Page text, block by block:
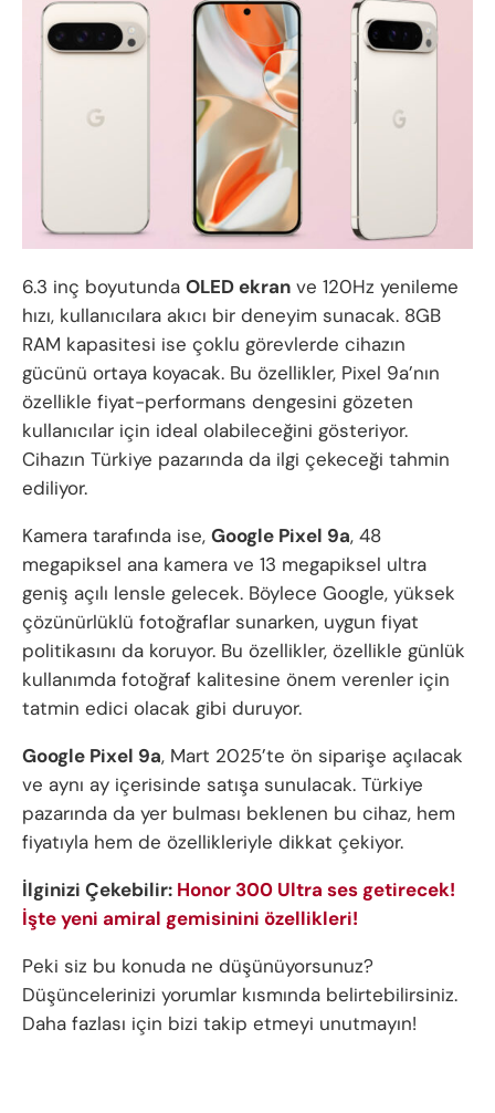
6.3 inç boyutunda OLED ekran ve 120Hz yenileme
hızı, kullanıcılara akıcı bir deneyim sunacak. 8GB
RAM kapasitesi ise çoklu görevlerde cihazın
gücünü ortaya koyacak. Bu özellikler, Pixel 9a’nın
özellikle fiyat-performans dengesini gözeten
kullanıcılar için ideal olabileceğini gösteriyor.
Cihazın Türkiye pazarında da ilgi çekeceği tahmin
ediliyor.
Kamera tarafında ise, Google Pixel 9a, 48
megapiksel ana kamera ve 13 megapiksel ultra
geniş açılı lensle gelecek. Böylece Google, yüksek
çözünürlüklü fotoğraflar sunarken, uygun fiyat
politikasını da koruyor. Bu özellikler, özellikle günlük
kullanımda fotoğraf kalitesine önem verenler için
tatmin edici olacak gibi duruyor.
Google Pixel 9a, Mart 2025’te ön siparişe açılacak
ve aynı ay içerisinde satışa sunulacak. Türkiye
pazarında da yer bulması beklenen bu cihaz, hem
fiyatıyla hem de özellikleriyle dikkat çekiyor.
İlginizi Çekebilir: Honor 300 Ultra ses getirecek!
İşte yeni amiral gemisinini özellikleri!
Peki siz bu konuda ne düşünüyorsunuz?
Düşüncelerinizi yorumlar kısmında belirtebilirsiniz.
Daha fazlası için bizi takip etmeyi unutmayın!